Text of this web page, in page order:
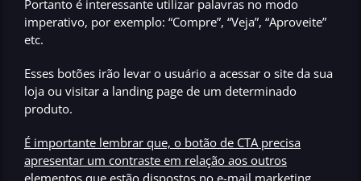
Portanto é interessante utilizar palavras no modo
imperativo, por exemplo: “Compre”, “Veja”, “Aproveite”
etc.
Esses botões irão levar o usuário a acessar o site da sua
loja ou visitar a landing page de um determinado
produto.
É importante lembrar que, o botão de CTA precisa
apresentar um contraste em relação aos outros